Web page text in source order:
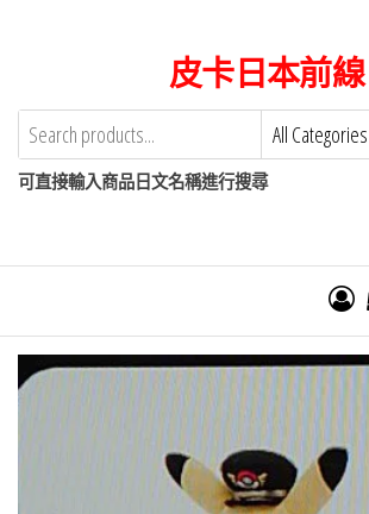
content
皮卡日本前線
可直接輸入商品日文名稱進行搜尋